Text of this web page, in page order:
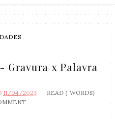
Gravura x Palavra
11/04/2023 READ ( WORDS)